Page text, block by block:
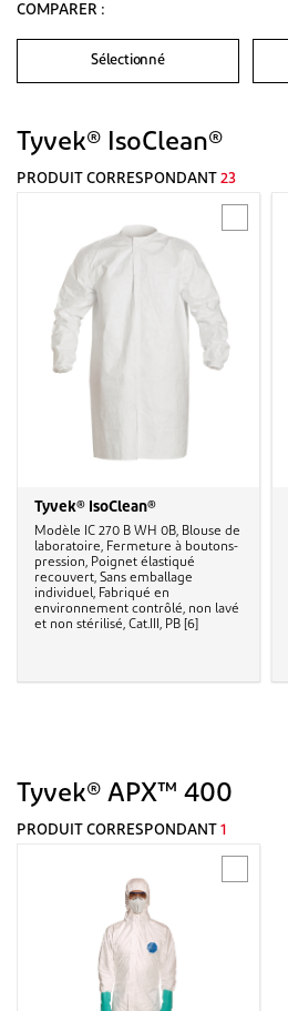
COMPARER :
Sélectionné
Tyvek® IsoClean®
PRODUIT CORRESPONDANT 23
Tyvek® IsoClean®
Modèle IC 270 B WH 0B, Blouse de
laboratoire, Fermeture à boutons-
pression, Poignet élastiqué
recouvert, Sans emballage
individuel, Fabriqué en
environnement contrôlé, non lavé
et non stérilisé, Cat.III, PB [6]
Tyvek® APX™ 400
PRODUIT CORRESPONDANT 1